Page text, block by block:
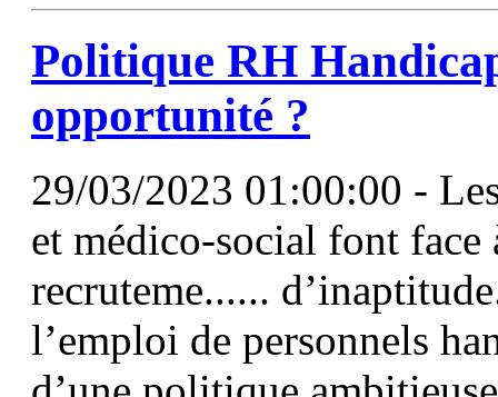
Politique RH
opportunité ?
29/03/2023 01:00:00 -
et médico-social font
recruteme......
l’emploi de personnels